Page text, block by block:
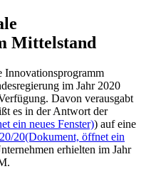
Mittelstand
im Jahr 2020
Davon verausgabt
es in der Antwort der
ein neues Fenster)) auf eine
20/20(Dokument, öffnet ein
erhielten im Jahr